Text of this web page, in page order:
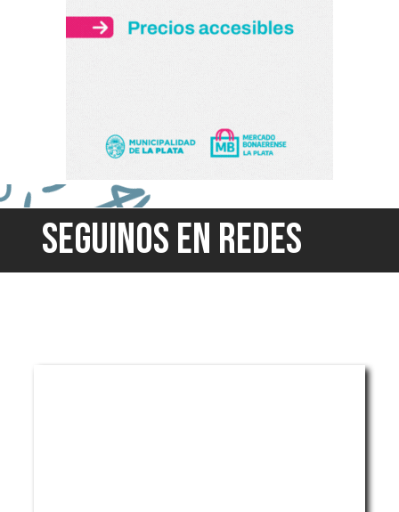
SEGUINOS EN REDES